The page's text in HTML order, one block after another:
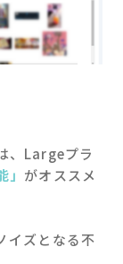
、Largeプラ
がオススメ
イズとなる不